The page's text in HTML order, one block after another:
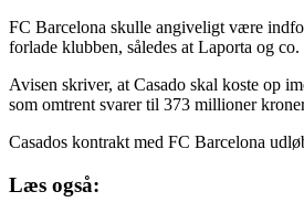
FC Barcelona skulle angiveligt være
forlade klubben, således at Laporta og
Avisen skriver, at Casado skal koste op
som omtrent svarer til 373 millioner
Casados kontrakt med FC Barcelona
Læs også: